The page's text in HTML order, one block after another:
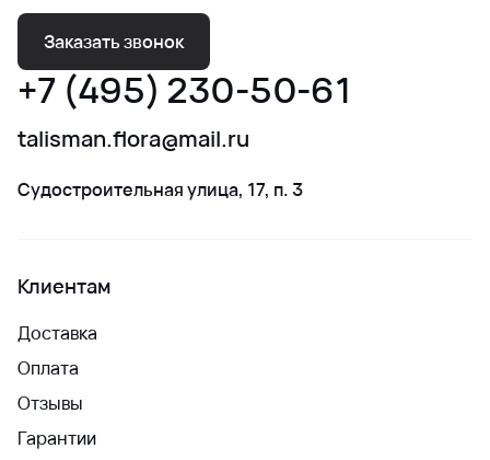
Заказать звонок
+7 (495) 230-50-61
talisman.flora@mail.ru
Судостроительная улица, 17, п. 3
Клиентам
Доставка
Оплата
Отзывы
Гарантии